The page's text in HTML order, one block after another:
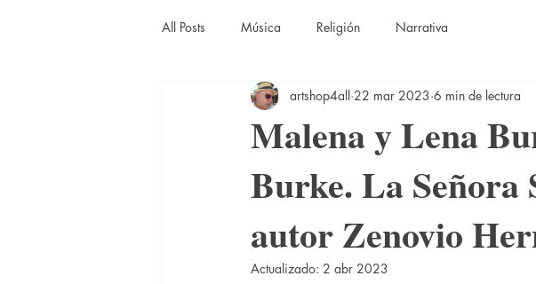
All Posts Música Religión Narrativa
Malena y Lena
Burke. La Señora
autor Zenovio
artshop4all 22 mar 2023 6 min de lectura
Actualizado: 2 abr 2023